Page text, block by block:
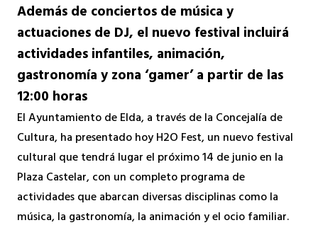
Además de conciertos de música y
actuaciones de DJ, el nuevo festival incluirá
actividades infantiles, animación,
gastronomía y zona ‘gamer’ a partir de las
12:00 horas
El Ayuntamiento de Elda, a través de la Concejalía de
Cultura, ha presentado hoy H2O Fest, un nuevo festival
cultural que tendrá lugar el próximo 14 de junio en la
Plaza Castelar, con un completo programa de
actividades que abarcan diversas disciplinas como la
música, la gastronomía, la animación y el ocio familiar.